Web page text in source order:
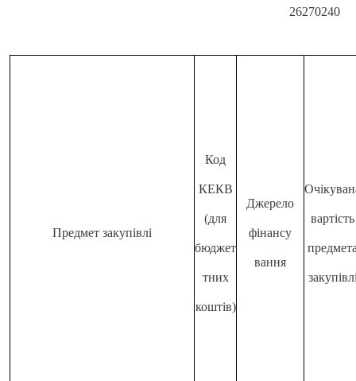
26270240
Предмет закупівлі
Код
КЕКВ
(для
бюджет
тних
коштів)
Джерело
фінансу
вання
вартість